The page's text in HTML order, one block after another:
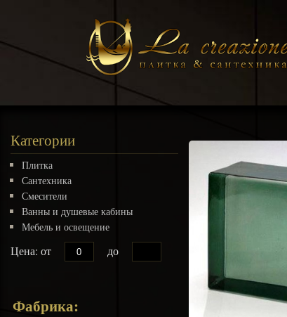
Категории
Плитка
Сантехника
Смесители
Ванны и душевые кабины
Мебель и освещение
Цена: от до
Фабрика: